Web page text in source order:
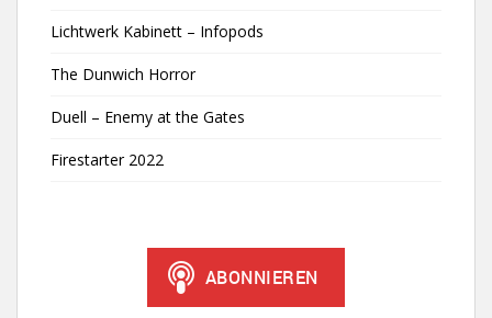
Lichtwerk Kabinett – Infopods
The Dunwich Horror
Duell – Enemy at the Gates
Firestarter 2022